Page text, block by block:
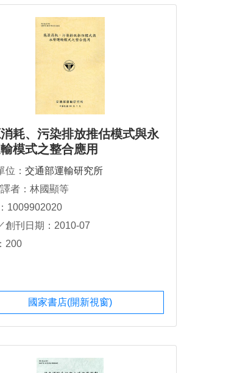
耗、污染排放推估模式與永
模式之整合應用
位： 交通部運輸研究所
者：林國顯等
1009902020
創刊日期：2010-07
200
國家書店(開新視窗)